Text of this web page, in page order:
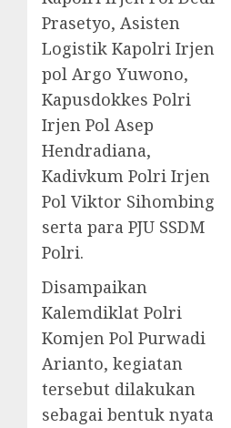
Prasetyo, Asisten
Logistik Kapolri Irjen
pol Argo Yuwono,
Kapusdokkes Polri
Irjen Pol Asep
Hendradiana,
Kadivkum Polri Irjen
Pol Viktor Sihombing
serta para PJU SSDM
Polri.
Disampaikan
Kalemdiklat Polri
Komjen Pol Purwadi
Arianto, kegiatan
tersebut dilakukan
sebagai bentuk nyata